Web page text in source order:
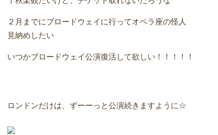
２月までにブロードウェイに行ってオペラ座の怪人
見納めしたい
いつかブロードウェイ公演復活して欲しい！！！！！
ロンドンだけは、ずーーっと公演続きますように☆